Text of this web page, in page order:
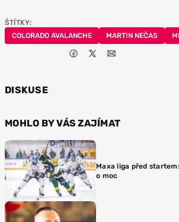
ŠTÍTKY:
COLORADO AVALANCHE
MARTIN NEČAS
DISKUSE
MOHLO BY VÁS ZAJÍMAT
Maxa liga před
o moc